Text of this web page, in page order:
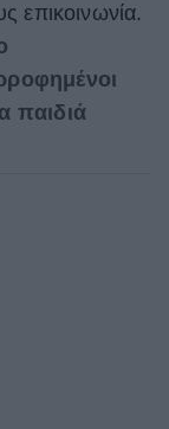
επικοινωνία.
παιδιά